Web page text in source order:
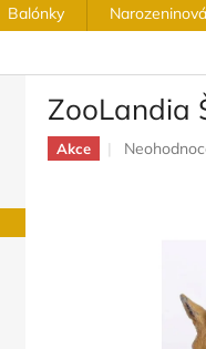
Balónky
ZooLandia
Akce
Průměrné
hvězdiček.